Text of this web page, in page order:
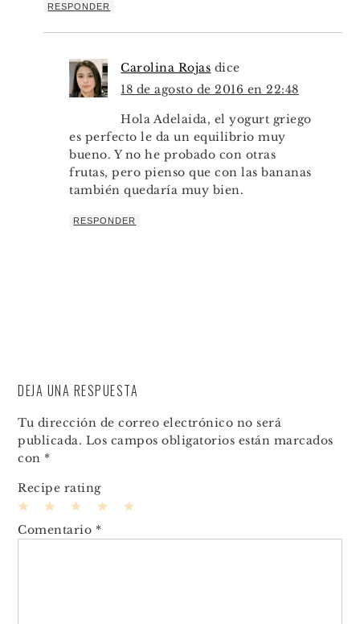
RESPONDER
Carolina Rojas dice
18 de agosto de 2016 en 22:48
Hola Adelaida, el yogurt griego
es perfecto le da un equilibrio muy
bueno. Y no he probado con otras
frutas, pero pienso que con las bananas
también quedaría muy bien.
RESPONDER
DEJA UNA RESPUESTA
Tu dirección de correo electrónico no será
publicada. Los campos obligatorios están marcados
con *
Recipe rating
Stars
4
Stars
3
Stars
2
Stars
1
Star
Comentario *